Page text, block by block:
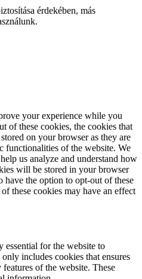
érdekében, más
your experience while you
of these cookies, the cookies that
on your browser as they are
functionalities of the website. We
us analyze and understand how
will be stored in your browser
the option to opt-out of these
these cookies may have an effect
essential for the website to
includes cookies that ensures
of the website. These